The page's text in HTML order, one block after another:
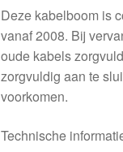
Deze kabelboom is
vanaf 2008. Bij
oude kabels
zorgvuldig aan te
voorkomen.
Technische